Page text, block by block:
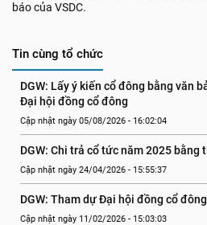
báo của VSDC.
Tin cùng tổ chức
DGW: Lấy ý kiến cổ đông bằng văn
Đại hội đồng cổ đông
Cập nhật ngày 05/08/2026 - 16:02:04
DGW: Chi trả cổ tức năm 2025 bằng
Cập nhật ngày 24/04/2026 - 15:55:37
DGW: Tham dự Đại hội đồng cổ
Cập nhật ngày 11/02/2026 - 15:03:03